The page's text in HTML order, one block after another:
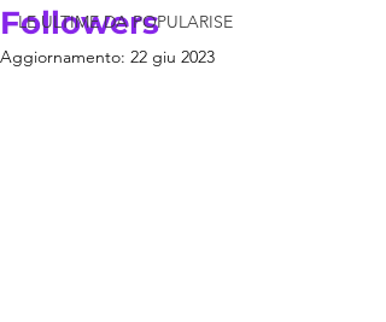
LE ULTIME DA POPULARISE
Followers
Aggiornamento: 22 giu 2023